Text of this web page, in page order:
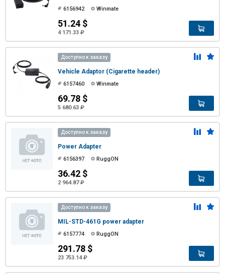
6156942 Winmate
51.24 $
4 171.33 ₽
Доступно к заказу
Vehicle Adaptor (Cigarette header)
6157460 Winmate
69.78 $
5 680.63 ₽
Доступно к заказу
Power Adapter
6156397 RuggON
36.42 $
2 964.87 ₽
Доступно к заказу
MIL-STD-461G power adapter
6157774 RuggON
291.78 $
23 753.14 ₽